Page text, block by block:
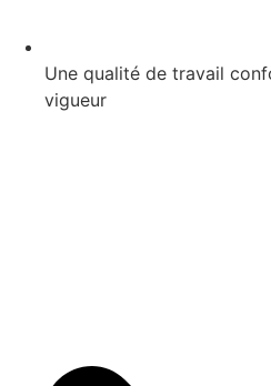
Une qualité de travail
vigueur